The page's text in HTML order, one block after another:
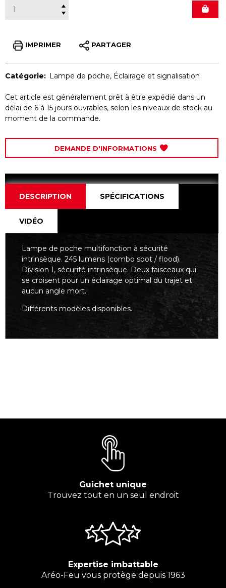
IMPRIMER PARTAGER
Catégorie: Lampe de poche, Éclairage et signalisation
Cet article est généralement prêt à être expédié dans un
délai de 6 à 15 jours ouvrables, selon les niveaux de stock au
moment de la commande.
DEMANDE D'INFORMATIONS
DESCRIPTION SPÉCIFICATIONS
VIDÉO
Lampe de poche multifonction à sécurité
intrinsèque. 245 lumens (combo spot / flood).
Division 1, sécurité intrinsèque. Deux faisceaux qui
se croisent pour un éclairage optimal du trajet et
aucun angle mort.
Différents modèles disponibles.
Guichet unique
Trouvez tout en un seul endroit
Expertise imbattable
Aréo-Feu vous protège depuis 1963